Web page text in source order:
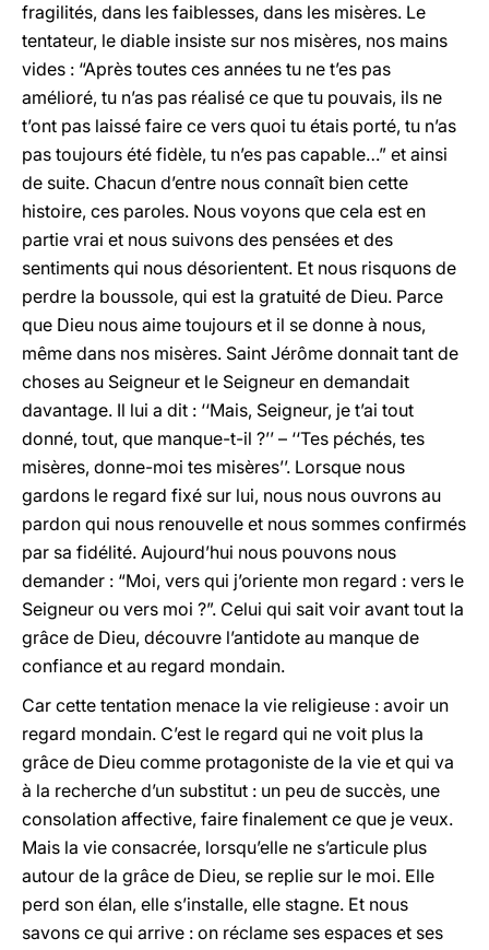
fragilités, dans les faiblesses, dans les misères. Le
tentateur, le diable insiste sur nos misères, nos mains
vides : “Après toutes ces années tu ne t’es pas
amélioré, tu n’as pas réalisé ce que tu pouvais, ils ne
t’ont pas laissé faire ce vers quoi tu étais porté, tu n’as
pas toujours été fidèle, tu n’es pas capable…” et ainsi
de suite. Chacun d’entre nous connaît bien cette
histoire, ces paroles. Nous voyons que cela est en
partie vrai et nous suivons des pensées et des
sentiments qui nous désorientent. Et nous risquons de
perdre la boussole, qui est la gratuité de Dieu. Parce
que Dieu nous aime toujours et il se donne à nous,
même dans nos misères. Saint Jérôme donnait tant de
choses au Seigneur et le Seigneur en demandait
davantage. Il lui a dit : ‘‘Mais, Seigneur, je t’ai tout
donné, tout, que manque-t-il ?’’ – ‘‘Tes péchés, tes
misères, donne-moi tes misères’’. Lorsque nous
gardons le regard fixé sur lui, nous nous ouvrons au
pardon qui nous renouvelle et nous sommes confirmés
par sa fidélité. Aujourd’hui nous pouvons nous
demander : “Moi, vers qui j’oriente mon regard : vers le
Seigneur ou vers moi ?”. Celui qui sait voir avant tout la
grâce de Dieu, découvre l’antidote au manque de
confiance et au regard mondain.
Car cette tentation menace la vie religieuse : avoir un
regard mondain. C’est le regard qui ne voit plus la
grâce de Dieu comme protagoniste de la vie et qui va
à la recherche d’un substitut : un peu de succès, une
consolation affective, faire finalement ce que je veux.
Mais la vie consacrée, lorsqu’elle ne s’articule plus
autour de la grâce de Dieu, se replie sur le moi. Elle
perd son élan, elle s’installe, elle stagne. Et nous
savons ce qui arrive : on réclame ses espaces et ses